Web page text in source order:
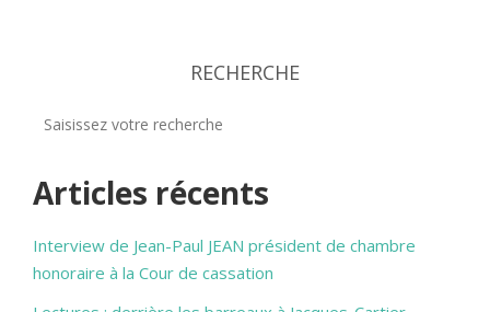
RECHERCHE
Articles récents
Interview de Jean-Paul JEAN président de chambre
honoraire à la Cour de cassation